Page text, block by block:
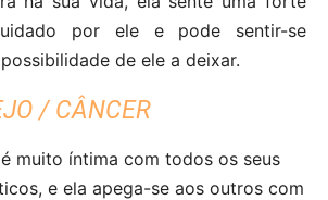
por ele e pode sentir-se
de ele a deixar.
/ CÂNCER
muito íntima com todos os seus
e ela apega-se aos outros com